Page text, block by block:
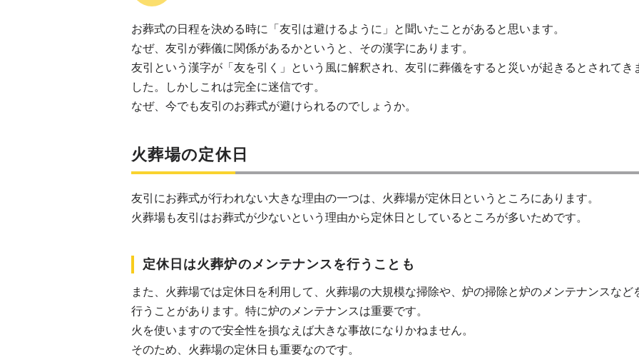
お葬式の日程を決める時に「友引は避けるように」と聞いたことがあると思います。
なぜ、友引が葬儀に関係があるかというと、その漢字にあります。
友引という漢字が「友を引く」という風に解釈され、友引に葬儀をすると災いが起きるとされてき
した。しかしこれは完全に迷信です。
なぜ、今でも友引のお葬式が避けられるのでしょうか。
火葬場の定休日
友引にお葬式が行われない大きな理由の一つは、火葬場が定休日というところにあります。
火葬場も友引はお葬式が少ないという理由から定休日としているところが多いためです。
定休日は火葬炉のメンテナンスを行うことも
また、火葬場では定休日を利用して、火葬場の大規模な掃除や、炉の掃除と炉のメンテナンスなど
行うことがあります。特に炉のメンテナンスは重要です。
火を使いますので安全性を損なえば大きな事故になりかねません。
そのため、火葬場の定休日も重要なのです。